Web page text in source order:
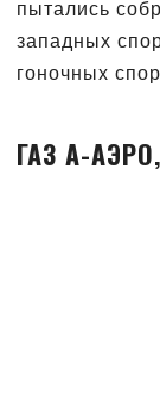
пытались
западных
гоночных
ГАЗ А-